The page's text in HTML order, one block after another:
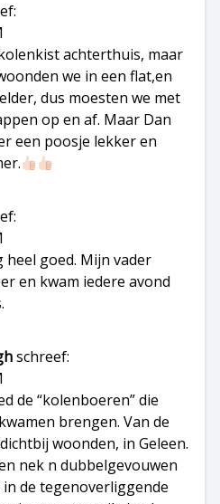
achterthuis, maar
we in een flat,en
dus moesten we met
op en af. Maar Dan
een poosje lekker en
goed. Mijn vader
en kwam iedere avond
schreef:
de “kolenboeren” die
brengen. Van de
woonden, in Geleen.
nek n dubbelgevouwen
de tegenoverliggende